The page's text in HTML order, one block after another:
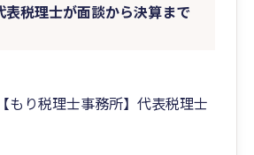
表税理士が面談から決算まで
もり税理士事務所】代表税理士